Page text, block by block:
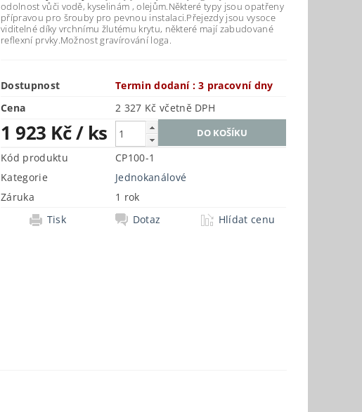
odolnost vůči vodě, kyselinám , olejům.Některé typy jsou opatřeny
přípravou pro šrouby pro pevnou instalaci.Přejezdy jsou vysoce
viditelné díky vrchnímu žlutému krytu, některé mají zabudované
reflexní prvky.Možnost gravírování loga.
Dostupnost
Termin dodaní : 3 pracovní dny
Cena
2 327 Kč včetně DPH
1 923 Kč/ ks
Kód produktu
CP100-1
Kategorie
Jednokanálové
Záruka
1 rok
Tisk
Dotaz Hlídat cenu